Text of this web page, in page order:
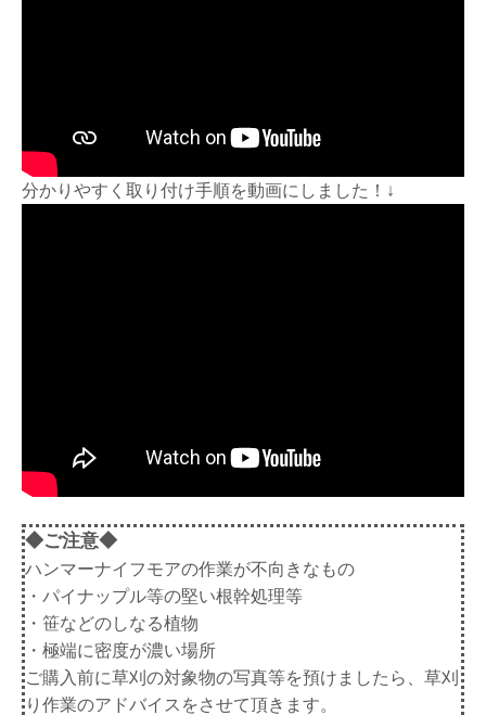
分かりやすく取り付け手順を動画にしました！↓
◆ご注意◆
ハンマーナイフモアの作業が不向きなもの
・パイナップル等の堅い根幹処理等
・笹などのしなる植物
・極端に密度が濃い場所
ご購入前に草刈の対象物の写真等を預けましたら、草刈
り作業のアドバイスをさせて頂きます。